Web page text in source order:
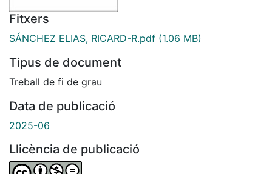
Fitxers
SÁNCHEZ ELIAS, RICARD-R.pdf (1.06 MB)
Tipus de document
Treball de fi de grau
Data de publicació
2025-06
Llicència de publicació